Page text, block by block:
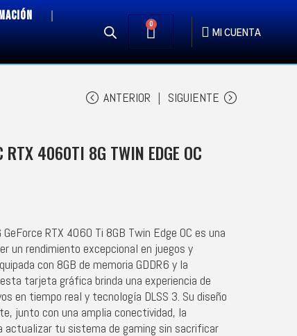
0
MI CUENTA
ANTERIOR SIGUIENTE
RTX 4060TI 8G TWIN EDGE OC
GeForce RTX 4060 Ti 8GB Twin Edge OC es una
un rendimiento excepcional en juegos y
con 8GB de memoria GDDR6 y la
tarjeta gráfica brinda una experiencia de
en tiempo real y tecnología DLSS 3. Su diseño
junto con una amplia conectividad, la
actualizar tu sistema de gaming sin sacrificar